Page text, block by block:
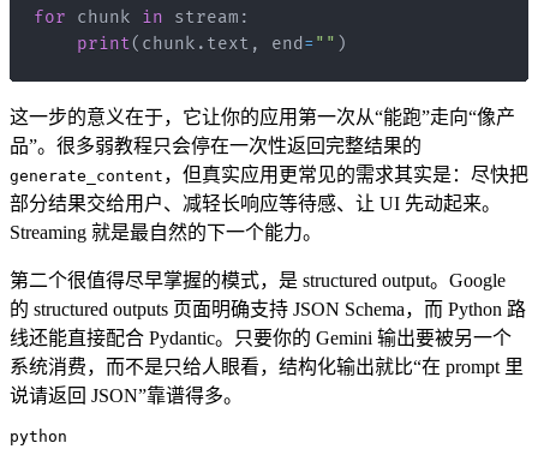
for chunk in stream :
print( chunk . text , end = "" )
这一步的意义在于，它让你的应用第一次从“能跑”走向“像产
品”。很多弱教程只会停在一次性返回完整结果的
generate_content ，但真实应用更常见的需求其实是：尽快把
部分结果交给用户、减轻长响应等待感、让 UI 先动起来。
Streaming 就是最自然的下一个能力。
第二个很值得尽早掌握的模式，是 structured output。Google
的 structured outputs 页面明确支持 JSON Schema，而 Python 路
线还能直接配合 Pydantic。只要你的 Gemini 输出要被另一个
系统消费，而不是只给人眼看，结构化输出就比“在 prompt 里
说请返回 JSON”靠谱得多。
python